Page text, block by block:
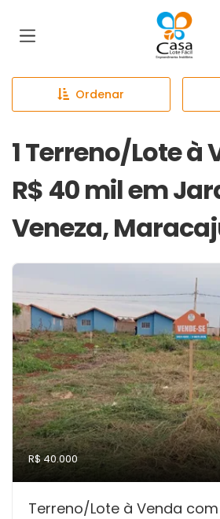
Página
Ordenar
1 Terreno/Lote à
R$ 40 mil em
Veneza,
R$ 40.000
Terreno/Lote à Venda com